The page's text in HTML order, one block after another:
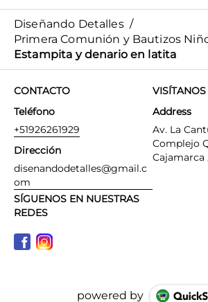
Diseñando Detalles /
Primera Comunión y Bautizos
Estampita y denario en latita
CONTACTO
Teléfono
+51926261929
Dirección
disenandodetalles@gmail.c
om
VISÍTANOS
Address
Av. La
Complejo
Cajamarca
SÍGUENOS EN NUESTRAS
REDES
powered by